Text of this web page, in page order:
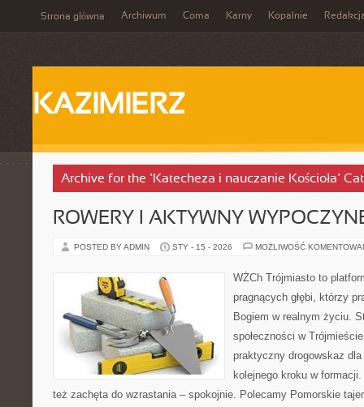
Strona główna Archiwum Coma Karny Kopalnie
KAZIMIERZ
Archive for the ‘Katecheza i nauczanie Kościoła’
ROWERY I AKTYWNY
POSTED BY ADMIN STY - 15 - 2026 MOŻLIWOŚĆ
WŻCh Trójmiasto to
pragnących głębi, którzy
Bogiem w realnym życiu.
społeczności w
praktyczny drogowskaz
kolejnego kroku w
też zachęta do wzrastania – spokojnie. Polecamy Pomorskie